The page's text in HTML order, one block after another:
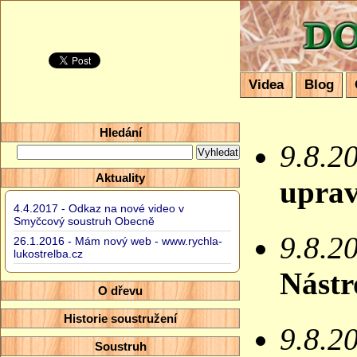
Domácí
Videa Blog
Hledání
Aktuality
4.4.2017 - Odkaz na nové video v
Smyčcový soustruh Obecně
26.1.2016 - Mám nový web - www.rychla-
lukostrelba.cz
O dřevu
Historie soustružení
Soustruh